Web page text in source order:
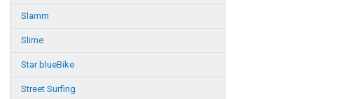
Slamm
Slime
Star blueBike
Street Surfing